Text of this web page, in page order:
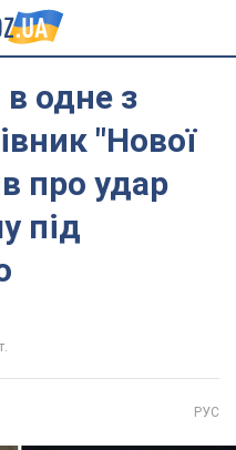
одне з
"Нової
про удар
під
РУС